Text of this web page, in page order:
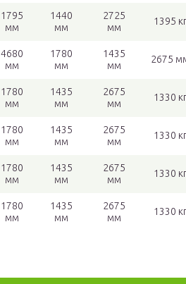
1795
мм
1440
мм
2725
мм
1395 кг
4680
мм
1780
мм
1435
мм
2675
1780
мм
1435
мм
2675
мм
1330 кг
1780
мм
1435
мм
2675
мм
1330 кг
1780
мм
1435
мм
2675
мм
1330 кг
1780
мм
1435
мм
2675
мм
1330 кг